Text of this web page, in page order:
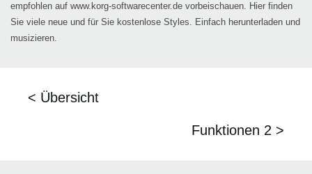
empfohlen auf www.korg-softwarecenter.de vorbeischauen. Hier finden
Sie viele neue und für Sie kostenlose Styles. Einfach herunterladen und
musizieren.
< Übersicht
Funktionen 2 >